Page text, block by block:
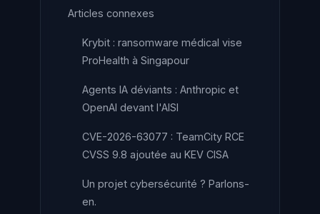
Articles connexes
Krybit : ransomware médical vise
ProHealth à Singapour
Agents IA déviants : Anthropic et
OpenAI devant l'AISI
CVE-2026-63077 : TeamCity RCE
CVSS 9.8 ajoutée au KEV CISA
Un projet cybersécurité ? Parlons-
en.